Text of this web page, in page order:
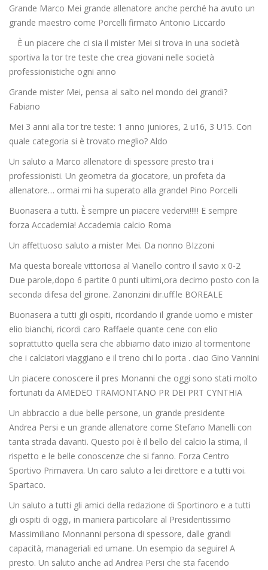
Grande Marco Mei grande allenatore anche perché ha avuto un
grande maestro come Porcelli firmato Antonio Liccardo
È un piacere che ci sia il mister Mei si trova in una società
sportiva la tor tre teste che crea giovani nelle società
professionistiche ogni anno
Grande mister Mei, pensa al salto nel mondo dei grandi?
Fabiano
Mei 3 anni alla tor tre teste: 1 anno juniores, 2 u16, 3 U15. Con
quale categoria si è trovato meglio? Aldo
Un saluto a Marco allenatore di spessore presto tra i
professionisti. Un geometra da giocatore, un profeta da
allenatore… ormai mi ha superato alla grande! Pino Porcelli
Buonasera a tutti. È sempre un piacere vedervi!!!!! E sempre
forza Accademia! Accademia calcio Roma
Un affettuoso saluto a mister Mei. Da nonno BIzzoni
Ma questa boreale vittoriosa al Vianello contro il savio x 0-2
Due parole,dopo 6 partite 0 punti ultimi,ora decimo posto con la
seconda difesa del girone. Zanonzini dir.uff.le BOREALE
Buonasera a tutti gli ospiti, ricordando il grande uomo e mister
elio bianchi, ricordi caro Raffaele quante cene con elio
soprattutto quella sera che abbiamo dato inizio al tormentone
che i calciatori viaggiano e il treno chi lo porta . ciao Gino Vannini
Un piacere conoscere il pres Monanni che oggi sono stati molto
fortunati da AMEDEO TRAMONTANO PR DEI PRT CYNTHIA
Un abbraccio a due belle persone, un grande presidente
Andrea Persi e un grande allenatore come Stefano Manelli con
tanta strada davanti. Questo poi è il bello del calcio la stima, il
rispetto e le belle conoscenze che si fanno. Forza Centro
Sportivo Primavera. Un caro saluto a lei direttore e a tutti voi.
Spartaco.
Un saluto a tutti gli amici della redazione di Sportinoro e a tutti
gli ospiti di oggi, in maniera particolare al Presidentissimo
Massimiliano Monnanni persona di spessore, dalle grandi
capacità, manageriali ed umane. Un esempio da seguire! A
presto. Un saluto anche ad Andrea Persi che sta facendo